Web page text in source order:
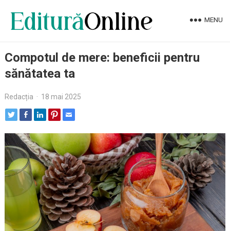
MENU
Compotul de mere: beneficii pentru
sănătatea ta
Redacția · 18 mai 2025